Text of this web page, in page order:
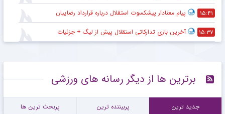
۱۵:۴۱ پیام معنادار پیشکسوت استقلال درباره قرارداد رضاییان
۱۵:۳۷ آخرین بازی تدارکاتی استقلال پیش از لیگ + جزئیات
برترین ها از دیگر رسانه های ورزشی
جدید ترین پربیننده ترین پربحث ترین ها